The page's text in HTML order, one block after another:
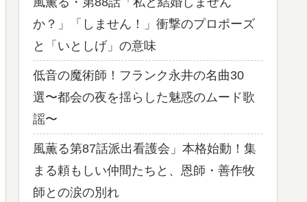
か？」「しません！」衝撃のプロポーズ
と「いとしげ」の意味
低音の魔術師！フランク永井の名曲30
選〜都会の夜を揺らした魅惑のムード歌
謡〜
風薫る第87話派出看護会」本格始動！集
まる頼もしい仲間たちと、恩師・善作牧
師との涙の別れ